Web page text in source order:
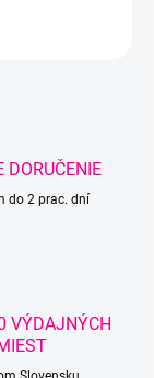
DORUČENIE
do 2 prac. dní
VÝDAJNÝCH